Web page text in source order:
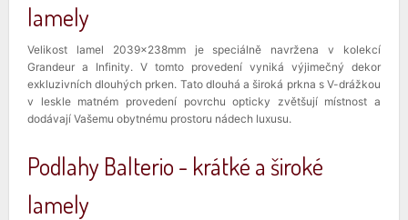
lamely
Velikost lamel 2039x238mm je speciálně navržena v kolekcí
Grandeur a Infinity. V tomto provedení vyniká výjimečný dekor
exkluzivních dlouhých prken. Tato dlouhá a široká prkna s V-drážkou
v leskle matném provedení povrchu opticky zvětšují místnost a
dodávají Vašemu obytnému prostoru nádech luxusu.
Podlahy Balterio - krátké a široké
lamely